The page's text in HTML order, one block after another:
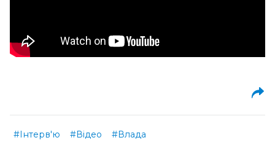
#Інтерв'ю #Відео
#Влада